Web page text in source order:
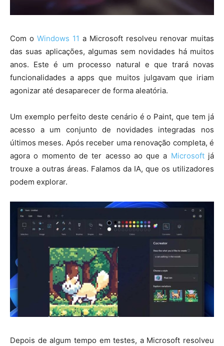
Com o Windows 11 a Microsoft resolveu renovar muitas
das suas aplicações, algumas sem novidades há muitos
anos. Este é um processo natural e que trará novas
funcionalidades a apps que muitos julgavam que iriam
agonizar até desaparecer de forma aleatória.
Um exemplo perfeito deste cenário é o Paint, que tem já
acesso a um conjunto de novidades integradas nos
últimos meses. Após receber uma renovação completa, é
agora o momento de ter acesso ao que a Microsoftjá
trouxe a outras áreas. Falamos da IA, que os utilizadores
podem explorar.
Depois de algum tempo em testes, a Microsoft resolveu